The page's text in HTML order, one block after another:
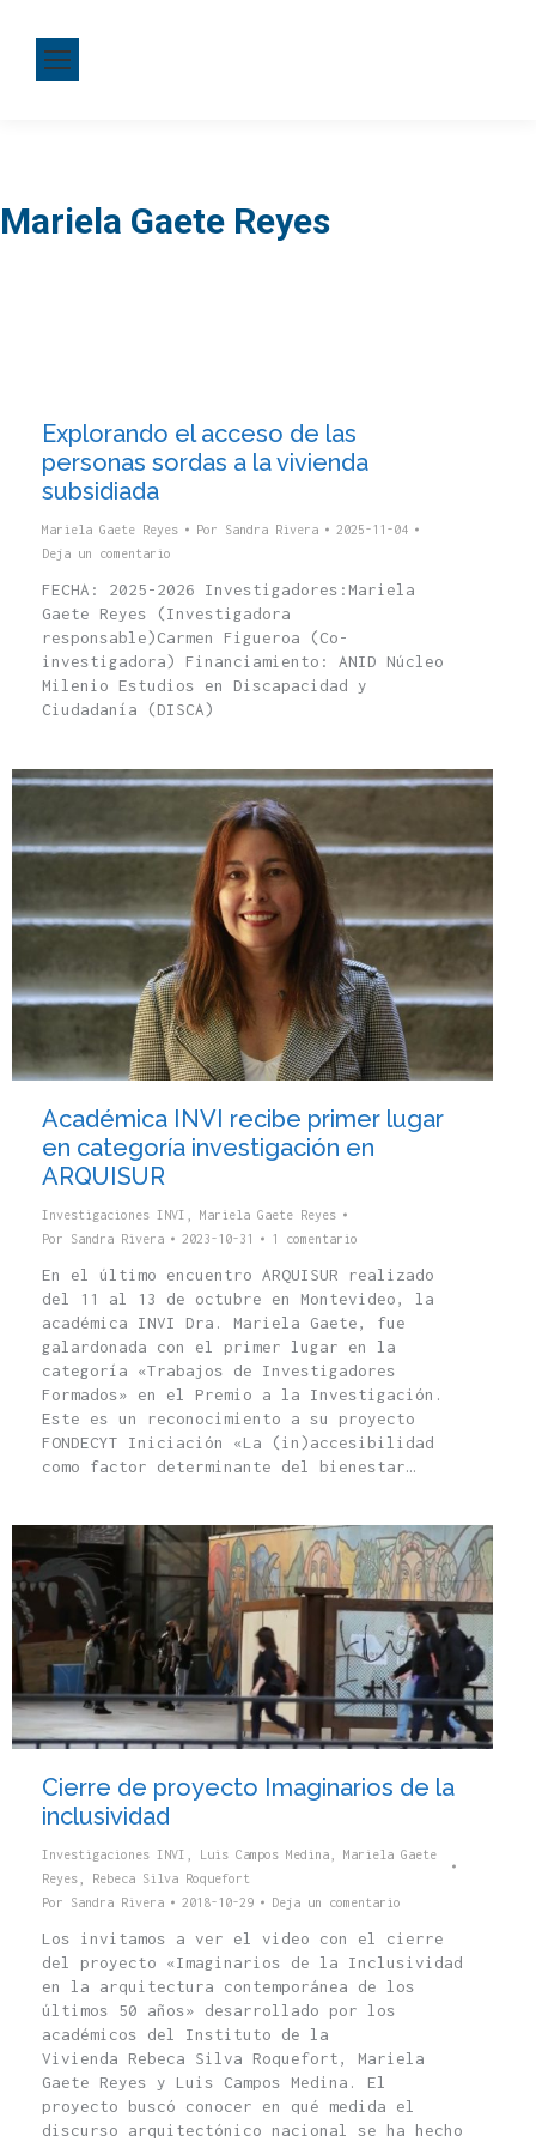
Mariela Gaete Reyes
Explorando el acceso de las
personas sordas a la vivienda
subsidiada
Mariela Gaete Reyes Por Sandra Rivera
2025-11-04
Deja un comentario
FECHA: 2025-2026 Investigadores:Mariela
Gaete Reyes (Investigadora
responsable)Carmen Figueroa (Co-
investigadora) Financiamiento: ANID Núcleo
Milenio Estudios en Discapacidad y
Ciudadanía (DISCA)
Académica INVI recibe primer lugar
en categoría investigación en
ARQUISUR
Investigaciones INVI
Mariela Gaete Reyes
Por Sandra Rivera 2023-10-31 1 comentario
En el último encuentro ARQUISUR realizado
del 11 al 13 de octubre en Montevideo, la
académica INVI Dra. Mariela Gaete, fue
galardonada con el primer lugar en la
categoría «Trabajos de Investigadores
Formados» en el Premio a la Investigación.
Este es un reconocimiento a su proyecto
FONDECYT Iniciación «La (in)accesibilidad
como factor determinante del bienestar…
Cierre de proyecto Imaginarios de la
inclusividad
Investigaciones INVI Luis Campos Medina
Mariela Gaete
Reyes
Rebeca Silva Roquefort
Por Sandra Rivera 2018-10-29 Deja un comentario
Los invitamos a ver el video con el cierre
del proyecto «Imaginarios de la Inclusividad
en la arquitectura contemporánea de los
últimos 50 años» desarrollado por los
académicos del Instituto de la
Vivienda Rebeca Silva Roquefort, Mariela
Gaete Reyes y Luis Campos Medina. El
proyecto buscó conocer en qué medida el
discurso arquitectónico nacional se ha hecho